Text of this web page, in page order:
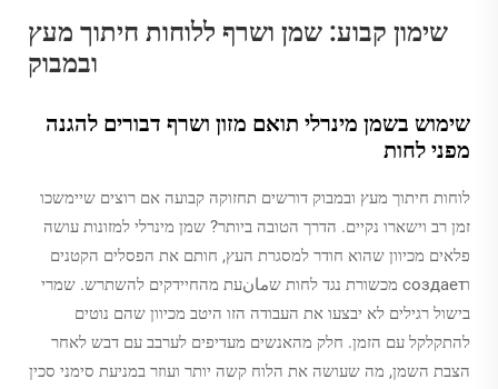
שימון קבוע: שמן ושרף ללוחות חיתוך מעץ
ובמבוק
שימוש בשמן מינרלי תואם מזון ושרף דבורים להגנה
מפני לחות
לוחות חיתוך מעץ ובמבוק דורשים תחזוקה קבועה אם רוצים שיימשכו
זמן רב וישארו נקיים. הדרך הטובה ביותר? שמן מינרלי למזונות עושה
פלאים מכיוון שהוא חודר למסגרת העץ, חותם את הפסלים הקטנים
וсоздает מכשורת נגד לחות שمانעת מהחיידקים להשתרש. שמרי
בישול רגילים לא יבצעו את העבודה הזו היטב מכיוון שהם נוטים
להתקלקל עם הזמן. חלק מהאנשים מעדיפים לערבב עם דבש לאחר
הצבת השמן, מה שעושה את הלוח קשה יותר ועוזר במניעת סימני סכין